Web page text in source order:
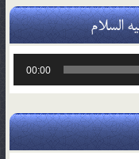
السلام
00:00